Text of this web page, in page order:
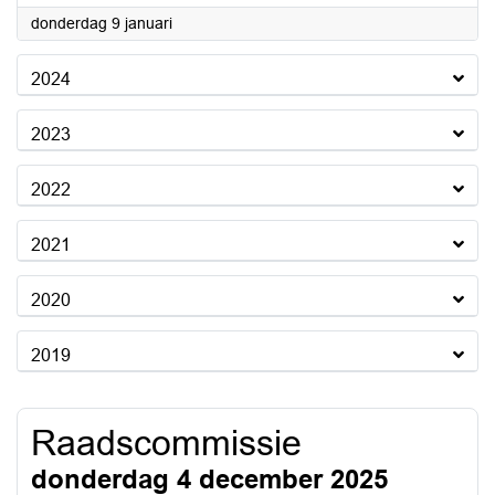
donderdag 9 januari2025
2024
2023
2022
2021
2020
2019
Raadscommissie
donderdag 4 december 2025